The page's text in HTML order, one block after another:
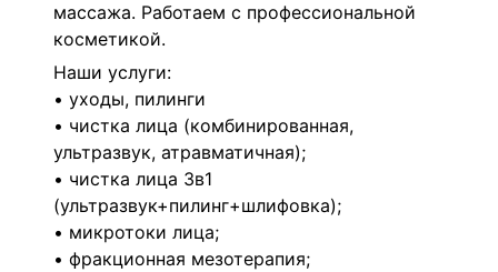
массажа. Работаем с профессиональной
косметикой.
Наши услуги:
• уходы, пилинги
• чистка лица (комбинированная,
ультразвук, атравматичная);
• чистка лица 3в1
(ультразвук+пилинг+шлифовка);
• микротоки лица;
• фракционная мезотерапия;